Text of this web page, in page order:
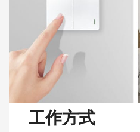
工作方式